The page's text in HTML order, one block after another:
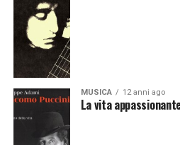
MUSICA 12 anni ago
La vita